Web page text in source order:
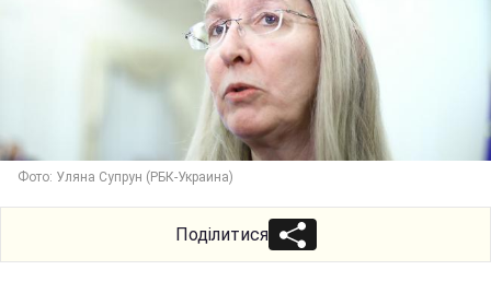
Фото: Уляна Супрун (РБК-Украина)
Поділитися